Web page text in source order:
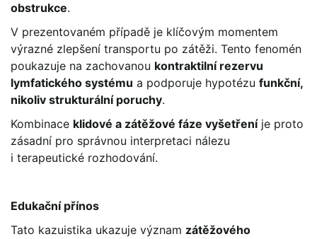
obstrukce.
V prezentovaném případě je klíčovým momentem
výrazné zlepšení transportu po zátěži. Tento fenomén
poukazuje na zachovanou kontraktilní rezervu
lymfatického systému a podporuje hypotézu funkční,
nikoliv strukturální poruchy.
Kombinace klidové a zátěžové fáze vyšetřeníje proto
zásadní pro správnou interpretaci nálezu
i terapeutické rozhodování.
Edukační přínos
Tato kazuistika ukazuje význam zátěžového